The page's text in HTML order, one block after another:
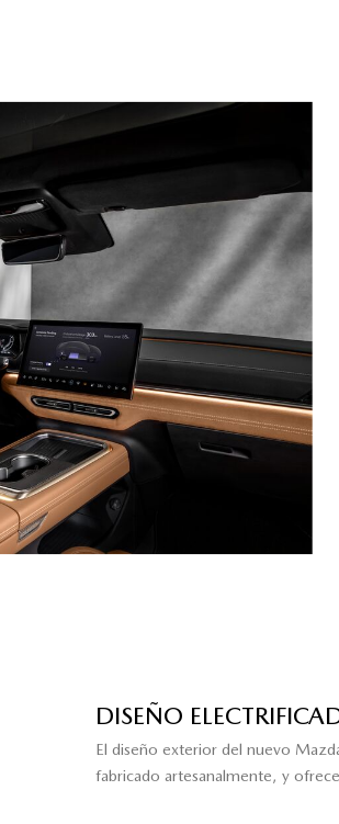
DISEÑO
El diseño exterior del nuevo
fabricado artesanalmente, y